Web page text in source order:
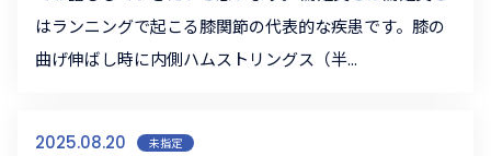
はランニングで起こる膝関節の代表的な疾患です。膝の
曲げ伸ばし時に内側ハムストリングス（半...
2025.08.20 未指定